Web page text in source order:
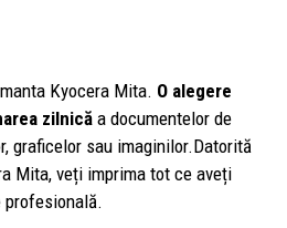
Kyocera Mita. O alegere
zilnică a documentelor de
graficelor sau imaginilor.Datorită
Mita, veți imprima tot ce aveți